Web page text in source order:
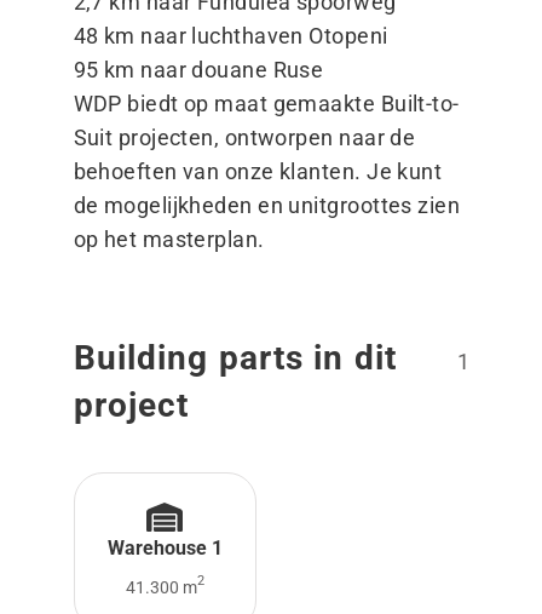
48 km naar luchthaven Otopeni
95 km naar douane Ruse
WDP biedt op maat gemaakte Built-to-
Suit projecten, ontworpen naar de
behoeften van onze klanten. Je kunt
de mogelijkheden en unitgroottes zien
op het masterplan.
Building parts in dit
project
1
Warehouse 1
41.300 m2